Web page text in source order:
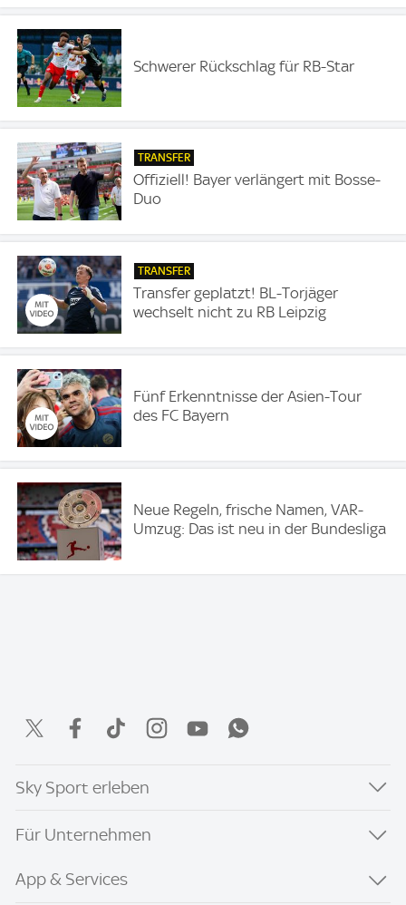
Schwerer Rückschlag für RB-Star
TRANSFER
Offiziell! Bayer verlängert mit Bosse-
Duo
TRANSFER
Transfer geplatzt! BL-Torjäger
wechselt nicht zu RB Leipzig
Fünf Erkenntnisse der Asien-Tour
des FC Bayern
Neue Regeln, frische Namen, VAR-
Umzug: Das ist neu in der Bundesliga
Sky Sport erleben
Für Unternehmen
App & Services